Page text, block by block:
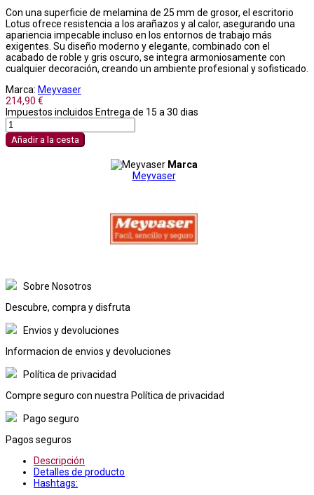
Con una superficie de melamina de 25 mm de grosor, el escritorio
Lotus ofrece resistencia a los arañazos y al calor, asegurando una
apariencia impecable incluso en los entornos de trabajo más
exigentes. Su diseño moderno y elegante, combinado con el
acabado de roble y gris oscuro, se integra armoniosamente con
cualquier decoración, creando un ambiente profesional y sofisticado.
Marca: Meyvaser
214,90 €
Impuestos incluidos Entrega de 15 a 30 dias
Añadir a la cesta
Marca
Meyvaser
Sobre Nosotros
Descubre, compra y disfruta
Envios y devoluciones
Informacion de envios y devoluciones
Política de privacidad
Compre seguro con nuestra Política de privacidad
Pago seguro
Pagos seguros
Descripción
Detalles de producto
Hashtags: